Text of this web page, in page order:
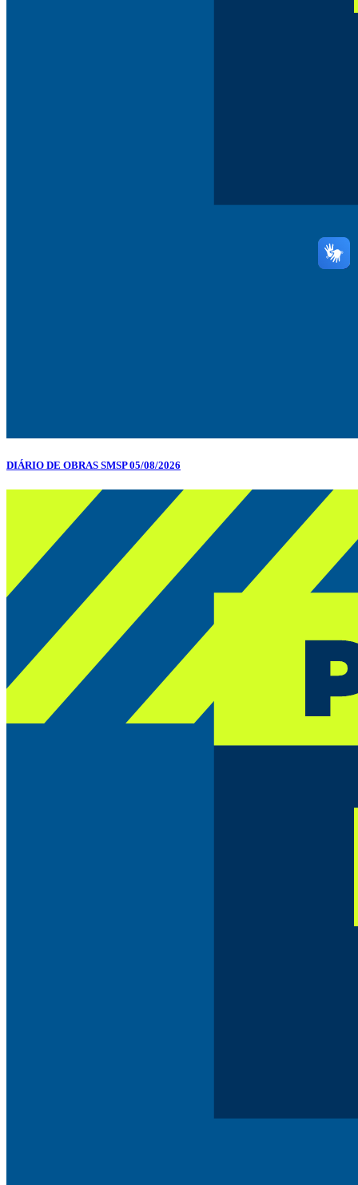
DIÁRIO DE OBRAS SMSP 05/08/2026